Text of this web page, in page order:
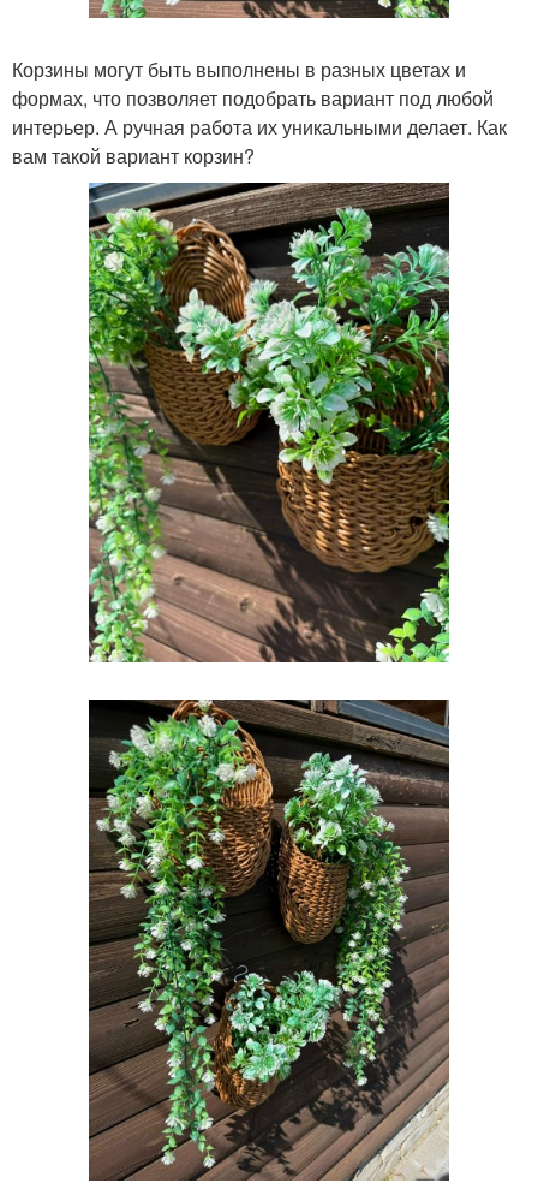
Корзины могут быть выполнены в разных цветах и
формах, что позволяет подобрать вариант под любой
интерьер. А ручная работа их уникальными делает. Как
вам такой вариант корзин?